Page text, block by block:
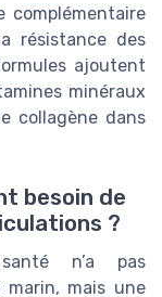
complémentaire
résistance des
ajoutent
minéraux
collagène dans
besoin de
?
n’a pas
marin, mais une